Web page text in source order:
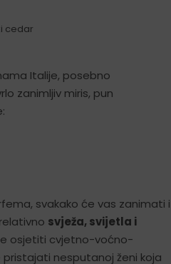
cedar
Italije, posebno
zanimljiv miris, pun
svakako će vas zanimati i
svježa, svijetla i
osjetiti cvjetno-voćno-
nesputanoj ženi koja